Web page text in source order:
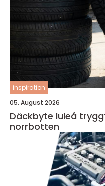
inspiration
05. August 2026
Däckbyte luleå tryggt grepp året runt i
norrbotten